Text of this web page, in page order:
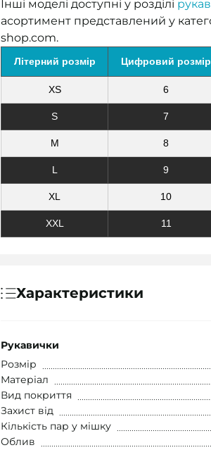
Інші моделі доступні у розділі
асортимент представлений у
shop.com.
Літерний розмір Цифровий розмір
XS 6
S 7
M 8
L 9
XL 10
XXL 11
Характеристики
Рукавички
Розмір
Матеріал
Вид покриття
Захист від
Кількість пар у мішку
Облив